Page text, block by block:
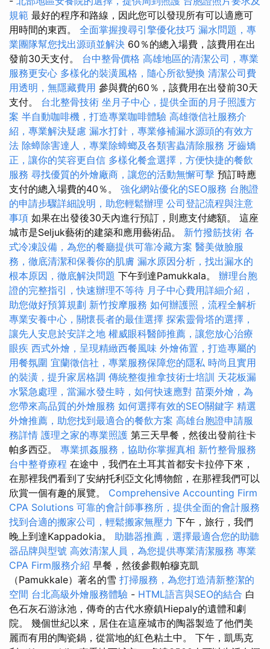
規範 最好的程序和路線，因此您可以發現所有可以適應可
用時間的東西。 全面掌握搜尋引擎優化技巧 漏水問題，專
業團隊幫您找出源頭並解決 60％的總入場費，該費用在出
發前30天支付。 台中整骨價格 高雄地區的清潔公司，專業
服務更安心 多樣化的裝潢風格，隨心所欲變換 清潔公司費
用透明，無隱藏費用 參與費的60％，該費用在出發前30天
支付。 台北整骨技術 坐月子中心，提供全面的月子照護方
案 半自動咖啡機，打造專業咖啡體驗 高雄徵信社服務介
紹，專業解決疑慮 漏水打針，專業修補漏水源頭的有效方
法 除蟑除害達人，專業除蟑螂及各類害蟲清除服務 牙齒矯
正，讓你的笑容更自信 多樣化餐盒選擇，方便快捷的餐飲
服務 尋找優質的外燴廠商，讓您的活動無懈可擊 預訂時應
支付的總入場費的40％。 強化網站優化的SEO服務 台胞證
的申請步驟詳細說明，助您輕鬆辦理 公司登記流程與注意
事項 如果在出發後30天內進行預訂，則應支付總額。 這座
城市是Seljuk藝術的建築和應用藝術品。 新竹撥筋技術 各
式冷凍設備，為您的餐廳提供可靠冷藏方案 醫美做臉服
務，徹底清潔和保養你的肌膚 漏水原因分析，找出漏水的
根本原因，徹底解決問題 下午到達Pamukkala。 辦理台胞
證的完整指引，快速辦理不等待 月子中心費用詳細介紹，
助您做好預算規劃 新竹按摩服務 如何辦護照，流程全解析
專業安養中心，關懷長者的最佳選擇 探索靈骨塔的選擇，
讓先人安息於安詳之地 權威眼科醫師推薦，讓您放心治療
眼疾 西式外燴，呈現精緻西餐風味 外燴佈置，打造專屬的
用餐氛圍 宜蘭徵信社，專業服務保障您的隱私 時尚且實用
的裝潢，提升家居格調 傳統整復推拿技術士培訓 天花板漏
水緊急處理，當漏水發生時，如何快速應對 苗栗外燴，為
您帶來高品質的外燴服務 如何選擇有效的SEO關鍵字 精選
外燴推薦，助您找到最適合的餐飲方案 高雄台胞證申請服
務詳情 護理之家的專業照護 第三天早餐，然後出發前往卡
帕多西亞。 專業抓姦服務，協助你掌握真相 新竹整骨服務
台中整脊療程 在途中，我們在土耳其首都安卡拉停下來，
在那裡我們看到了安納托利亞文化博物館，在那裡我們可以
欣賞一個有趣的展覽。 Comprehensive Accounting Firm
CPA Solutions 可靠的會計師事務所，提供全面的會計服務
找到合適的搬家公司，輕鬆搬家無壓力 下午，旅行，我們
晚上到達Kappadokia。 助聽器推薦，選擇最適合您的助聽
器品牌與型號 高效清潔人員，為您提供專業清潔服務 專業
CPA Firm服務介紹 早餐，然後參觀帕穆克凱
（Pamukkale）著名的雪 打掃服務，為您打造清新整潔的
空間 台北高級外燴服務體驗 - HTML語言與SEO的結合 白
色石灰石游泳池，傳奇的古代水療鎮Hiepaly的遺體和劇
院。 幾個世紀以來，居住在這座城市的陶器製造了他們美
麗而有用的陶瓷鍋，從當地的紅色粘土中。 下午，凱馬克